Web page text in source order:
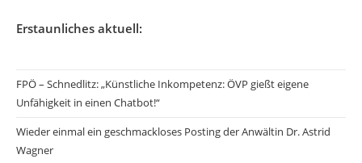
Erstaunliches aktuell:
FPÖ – Schnedlitz: „Künstliche Inkompetenz: ÖVP gießt eigene
Unfähigkeit in einen Chatbot!“
Wieder einmal ein geschmackloses Posting der Anwältin Dr. Astrid
Wagner